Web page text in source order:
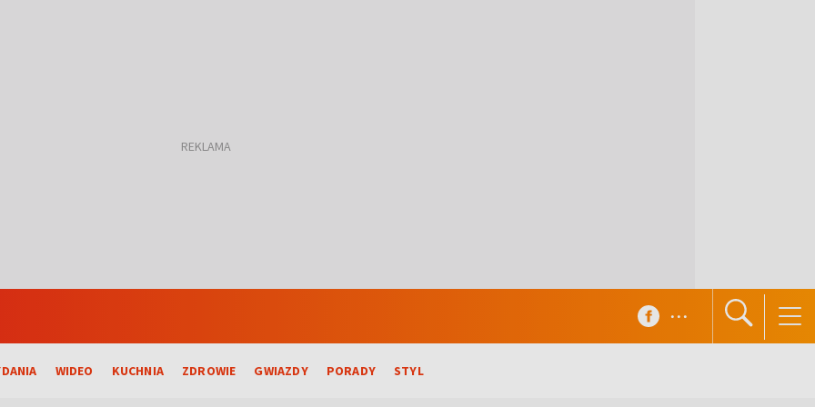
WIDEO KUCHNIA ZDROWIE GWIAZDY PORADY STYL
...